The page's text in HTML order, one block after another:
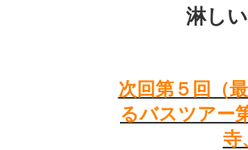
淋し
次回第５回（
るバスツアー
寺